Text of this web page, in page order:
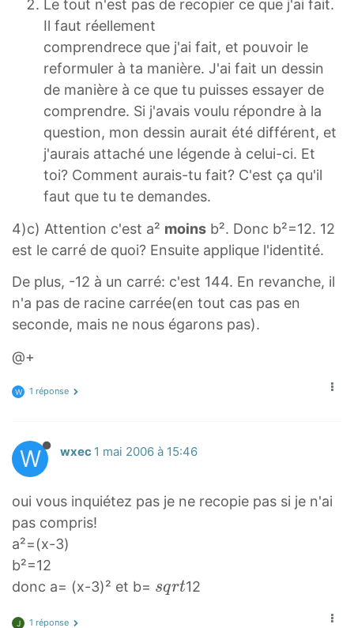
Le tout n'est pas de recopier ce que j'ai fait.
Il faut réellement
comprendrece que j'ai fait, et pouvoir le
reformuler à ta manière. J'ai fait un dessin
de manière à ce que tu puisses essayer de
comprendre. Si j'avais voulu répondre à la
question, mon dessin aurait été différent, et
j'aurais attaché une légende à celui-ci. Et
toi? Comment aurais-tu fait? C'est ça qu'il
faut que tu te demandes.
4)c) Attention c'est a² moins b². Donc b²=12. 12
est le carré de quoi? Ensuite applique l'identité.
De plus, -12 à un carré: c'est 144. En revanche, il
n'a pas de racine carrée(en tout cas pas en
seconde, mais ne nous égarons pas).
@+
W 1 réponse
W wxec 1 mai 2006 à 15:46
oui vous inquiétez pas je ne recopie pas si je n'ai
pas compris!
a²=(x-3)
b²=12
donc a= (x-3)² et b= s
sqrt12
J 1 réponse